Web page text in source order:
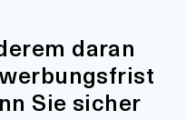
daran
Sie sicher